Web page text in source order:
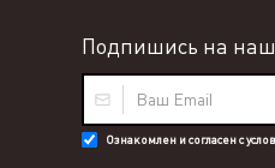
Подпишись на
Ознакомлен и согласен с